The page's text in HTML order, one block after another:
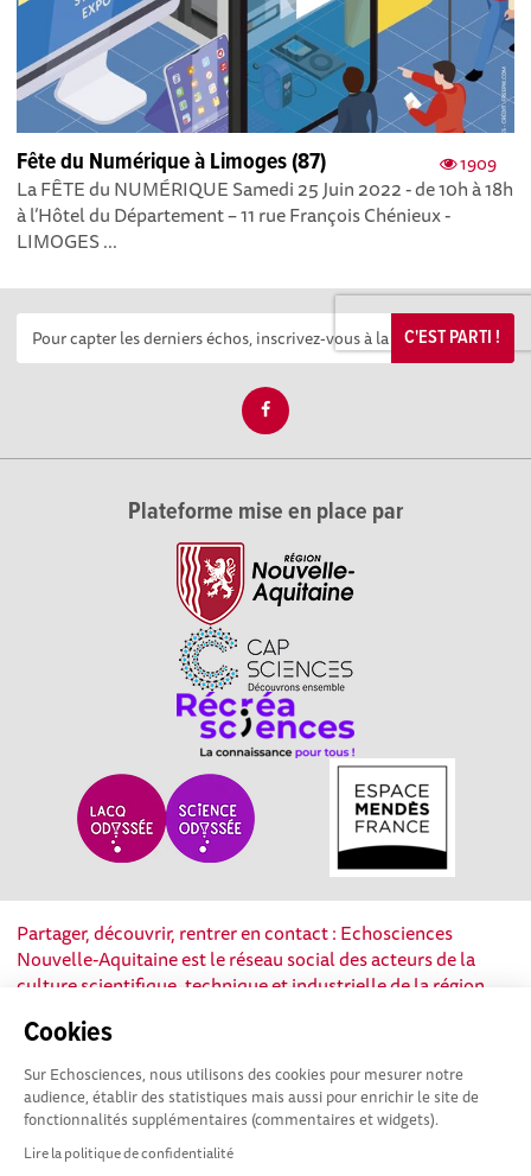
Cookies
Sur Echosciences, nous utilisons des cookies pour mesurer notre
audience, établir des statistiques mais aussi pour enrichir le site de
fonctionnalités supplémentaires (commentaires et widgets).
Lire la politique de confidentialité
1909
Fête du Numérique à Limoges (87)
La FÊTE du NUMÉRIQUE Samedi 25 Juin 2022 - de 10h à 18h
à l’Hôtel du Département – 11 rue François Chénieux -
LIMOGES ...
C'EST PARTI !
Plateforme mise en place par
Partager, découvrir, rentrer en contact : Echosciences
Nouvelle-Aquitaine est le réseau social des acteurs de la
culture scientifique, technique et industrielle de la région.
Mentions légales
|Ligne éditoriale